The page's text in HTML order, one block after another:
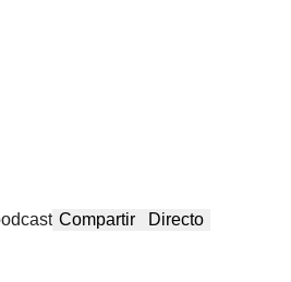
Compartir Directo